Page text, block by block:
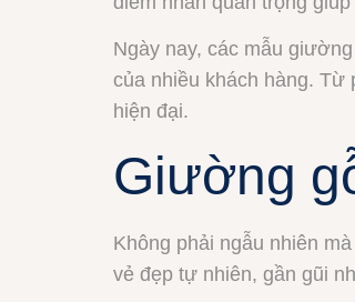
Ngày nay, các mẫu
của nhiều khách hàng.
hiện đại.
Giường
Không phải ngẫu nhiên mà
vẻ đẹp tự nhiên, gần gũi